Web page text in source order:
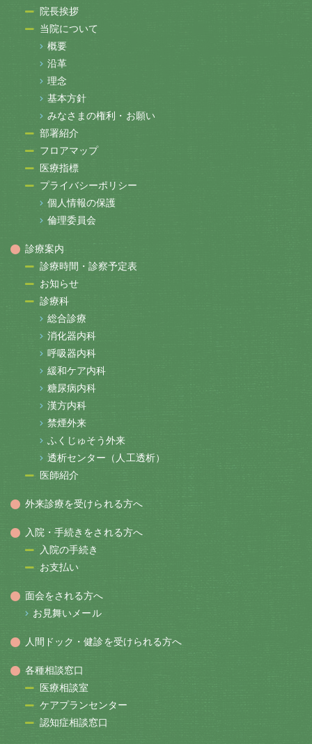
院長挨拶
当院について
概要
沿革
理念
基本方針
みなさまの権利・お願い
部署紹介
フロアマップ
医療指標
プライバシーポリシー
個人情報の保護
倫理委員会
診療案内
診療時間・診察予定表
お知らせ
診療科
総合診療
消化器内科
呼吸器内科
緩和ケア内科
糖尿病内科
漢方内科
禁煙外来
ふくじゅそう外来
透析センター（人工透析）
医師紹介
外来診療を受けられる方へ
入院・手続きをされる方へ
入院の手続き
お支払い
面会をされる方へ
お見舞いメール
人間ドック・健診を受けられる方へ
各種相談窓口
医療相談室
ケアプランセンター
認知症相談窓口